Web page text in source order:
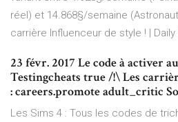
réel) et 14.868§/semaine
carrière Influenceur de style ! | Daily
23 févr. 2017 Le code à activer
Testingcheats true /!\ Les
: careers.promote adult_critic
Les Sims 4 : Tous les codes de